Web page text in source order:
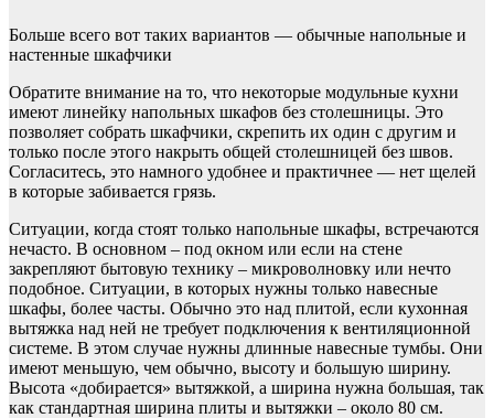
Больше всего вот таких вариантов — обычные напольные и
настенные шкафчики
Обратите внимание на то, что некоторые модульные кухни
имеют линейку напольных шкафов без столешницы. Это
позволяет собрать шкафчики, скрепить их один с другим и
только после этого накрыть общей столешницей без швов.
Согласитесь, это намного удобнее и практичнее — нет щелей
в которые забивается грязь.
Ситуации, когда стоят только напольные шкафы, встречаются
нечасто. В основном – под окном или если на стене
закрепляют бытовую технику – микроволновку или нечто
подобное. Ситуации, в которых нужны только навесные
шкафы, более часты. Обычно это над плитой, если кухонная
вытяжка над ней не требует подключения к вентиляционной
системе. В этом случае нужны длинные навесные тумбы. Они
имеют меньшую, чем обычно, высоту и большую ширину.
Высота «добирается» вытяжкой, а ширина нужна большая, так
как стандартная ширина плиты и вытяжки – около 80 см.